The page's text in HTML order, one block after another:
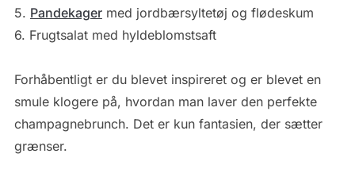
5. Pandekagermed jordbærsyltetøj og flødeskum
6. Frugtsalat med hyldeblomstsaft
Forhåbentligt er du blevet inspireret og er blevet en
smule klogere på, hvordan man laver den perfekte
champagnebrunch. Det er kun fantasien, der sætter
grænser.